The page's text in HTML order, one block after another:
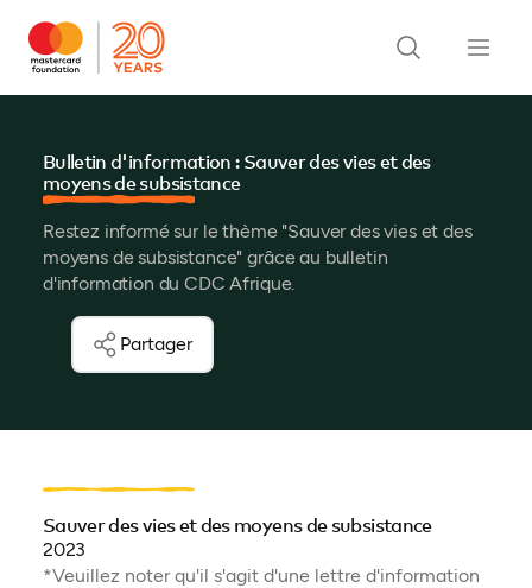
Bulletin d'information : Sauver des vies et des
moyens de subsistance
Restez informé sur le thème "Sauver des vies et des
moyens de subsistance" grâce au bulletin
d'information du CDC Afrique.
Partager
Sauver des vies et des moyens de subsistance
2023
*Veuillez noter qu'il s'agit d'une lettre d'information